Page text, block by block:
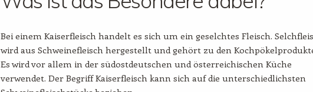
Bei einem Kaiserfleisch handelt es sich um ein geselchtes Fleisch.
wird aus Schweinefleisch hergestellt und gehört zu den
Es wird vor allem in der südostdeutschen und österreichischen Küche
verwendet. Der Begriff Kaiserfleisch kann sich auf die unterschiedlichsten